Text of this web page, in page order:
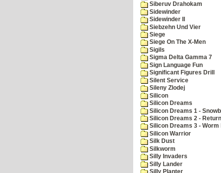
Siberuv Drahokam
Sidewinder
Sidewinder II
Siebzehn Und Vier
Siege
Siege On The X-Men
Sigils
Sigma Delta Gamma 7
Sign Language Fun
Significant Figures Drill
Silent Service
Sileny Zlodej
Silicon
Silicon Dreams
Silicon Dreams 1 -
Silicon Dreams 2 -
Silicon Dreams 3 - Worm
Silicon Warrior
Silk Dust
Silkworm
Silly Invaders
Silly Lander
Silly Planter